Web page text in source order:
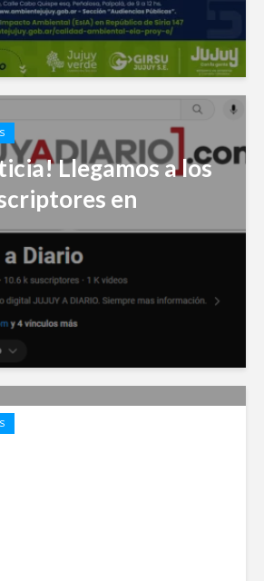
Llegamos a los
en